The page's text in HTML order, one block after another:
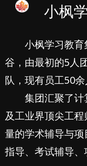
小枫
小枫学习教
谷，由最初的5人
队，现有员工50余
集团汇聚了
及工业界顶尖工
量的学术辅导与
指导、考试辅导、